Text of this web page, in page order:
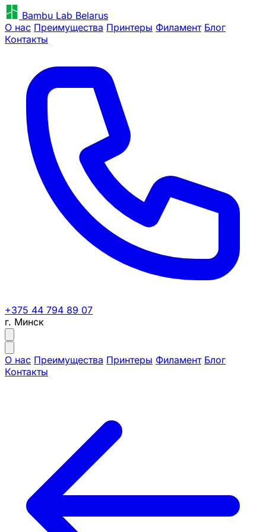
Bambu Lab Belarus
О нас Преимущества Принтеры Филамент Блог
Контакты
+375 44 794 89 07
г. Минск
О нас Преимущества Принтеры Филамент Блог
Контакты